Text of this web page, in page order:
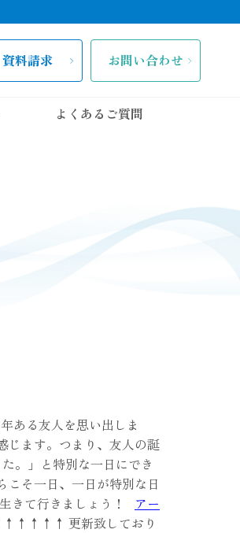
資料請求 お問い合わせ
よくあるご質問
ある友人を思い出しま
じます。つまり、友人の誕
。」と特別な一日にでき
そ一日、一日が特別な日
きて行きましょう！ アー
更新致しており